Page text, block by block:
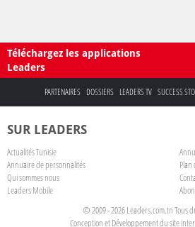
Téléchargez les applications
Leaders
PARTENAIRES DOSSIERS LEADERS TV SUCCESS
SUR LEADERS
Actualités Tunisie
Annuaire de personnalités
Qui sommes nous
Leaders Mobile
© 2009 - 2026 Leaders.com.tn Tous
Conception et Développement du site